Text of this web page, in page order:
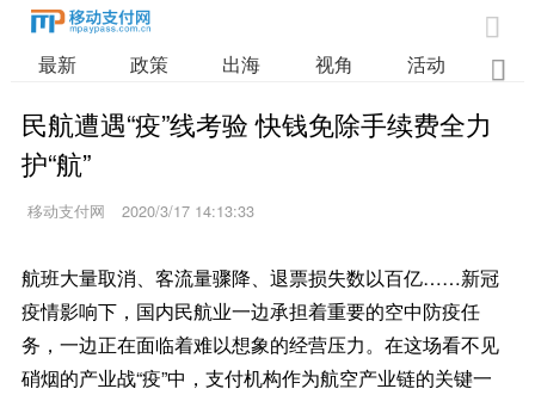

最新 政策 出海 视角 活动 业

民航遭遇“疫”线考验 快钱免除手续费全力
护“航”
移动支付网 2020/3/17 14:13:33
航班大量取消、客流量骤降、退票损失数以百亿……新冠
疫情影响下，国内民航业一边承担着重要的空中防疫任
务，一边正在面临着难以想象的经营压力。在这场看不见
硝烟的产业战“疫”中，支付机构作为航空产业链的关键一